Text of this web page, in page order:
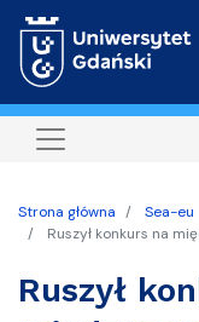
Strona główna
Sea-eu
Ruszył konkurs na
Ruszył